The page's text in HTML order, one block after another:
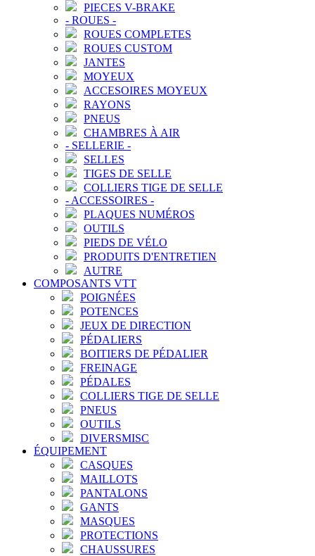
PIECES V-BRAKE
- ROUES -
ROUES COMPLETES
ROUES CUSTOM
JANTES
MOYEUX
ACCESOIRES MOYEUX
RAYONS
PNEUS
CHAMBRES À AIR
- SELLERIE -
SELLES
TIGES DE SELLE
COLLIERS TIGE DE SELLE
- ACCESSOIRES -
PLAQUES NUMÉROS
OUTILS
PIEDS DE VÉLO
PRODUITS D'ENTRETIEN
AUTRE
COMPOSANTS VTT
POIGNÉES
POTENCES
JEUX DE DIRECTION
PÉDALIERS
BOITIERS DE PÉDALIER
FREINAGE
PÉDALES
COLLIERS TIGE DE SELLE
PNEUS
OUTILS
DIVERSMISC
ÉQUIPEMENT
CASQUES
MAILLOTS
PANTALONS
GANTS
MASQUES
PROTECTIONS
CHAUSSURES